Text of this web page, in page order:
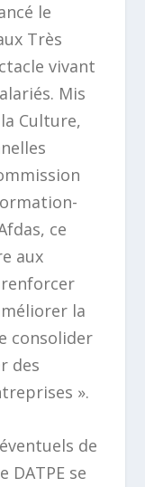
le
Très
vivant
Mis
Culture,
ce
aux
la
consolider
des
».
de
DATPE se